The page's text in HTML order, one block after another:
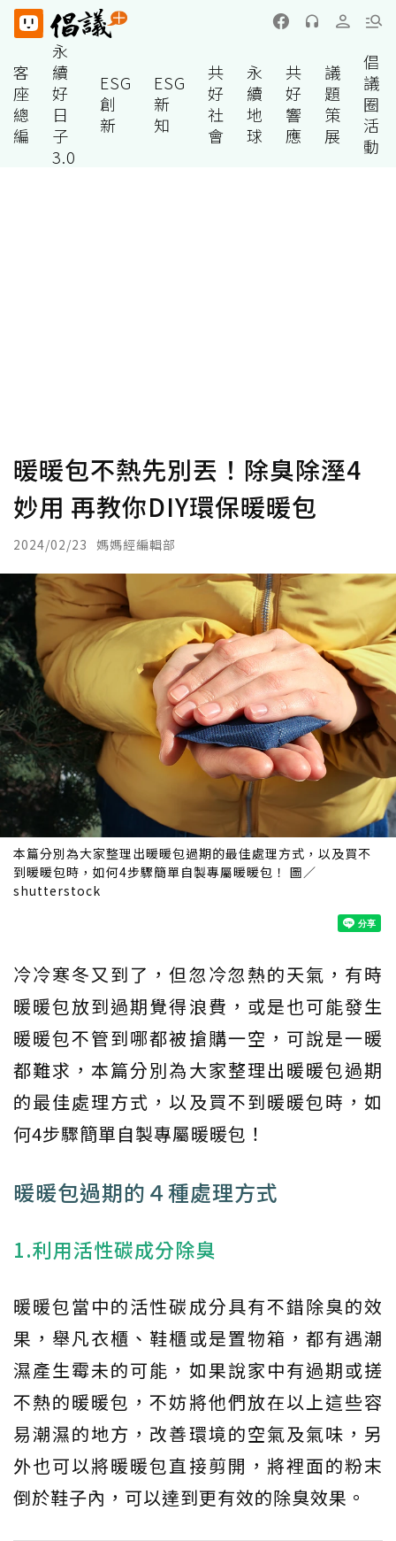
客
座
總
編
永
續
好
日
子
3.0
ESG
創
新
ESG
新
知
共
好
社
會
永
續
地
球
共
好
響
應
議
題
策
展
倡
議
圈
活
動
暖暖包不熱先別丟！除臭除溼4
妙用 再教你DIY環保暖暖包
2024/02/23 媽媽經編輯部
本篇分別為大家整理出暖暖包過期的最佳處理方式，以及買不
到暖暖包時，如何4步驟簡單自製專屬暖暖包！ 圖／
shutterstock
冷冷寒冬又到了，但忽冷忽熱的天氣，有時
暖暖包放到過期覺得浪費，或是也可能發生
暖暖包不管到哪都被搶購一空，可說是一暖
都難求，本篇分別為大家整理出暖暖包過期
的最佳處理方式，以及買不到暖暖包時，如
何4步驟簡單自製專屬暖暖包！
暖暖包過期的４種處理方式
1.利用活性碳成分除臭
暖暖包當中的活性碳成分具有不錯除臭的效
果，舉凡衣櫃、鞋櫃或是置物箱，都有遇潮
濕產生霉未的可能，如果說家中有過期或搓
不熱的暖暖包，不妨將他們放在以上這些容
易潮濕的地方，改善環境的空氣及氣味，另
外也可以將暖暖包直接剪開，將裡面的粉末
倒於鞋子內，可以達到更有效的除臭效果。